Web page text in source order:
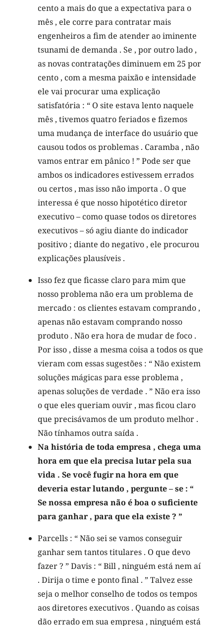
cento a mais do que a expectativa para o
mês , ele corre para contratar mais
engenheiros a fim de atender ao iminente
tsunami de demanda . Se , por outro lado ,
as novas contratações diminuem em 25 por
cento , com a mesma paixão e intensidade
ele vai procurar uma explicação
satisfatória : “ O site estava lento naquele
mês , tivemos quatro feriados e fizemos
uma mudança de interface do usuário que
causou todos os problemas . Caramba , não
vamos entrar em pânico ! ” Pode ser que
ambos os indicadores estivessem errados
ou certos , mas isso não importa . O que
interessa é que nosso hipotético diretor
executivo – como quase todos os diretores
executivos – só agiu diante do indicador
positivo ; diante do negativo , ele procurou
explicações plausíveis .
Isso fez que ficasse claro para mim que
nosso problema não era um problema de
mercado : os clientes estavam comprando ,
apenas não estavam comprando nosso
produto . Não era hora de mudar de foco .
Por isso , disse a mesma coisa a todos os que
vieram com essas sugestões : “ Não existem
soluções mágicas para esse problema ,
apenas soluções de verdade . ” Não era isso
o que eles queriam ouvir , mas ficou claro
que precisávamos de um produto melhor .
Não tínhamos outra saída .
Na história de toda empresa , chega uma
hora em que ela precisa lutar pela sua
vida . Se você fugir na hora em que
deveria estar lutando , pergunte – se : “
Se nossa empresa não é boa o suficiente
para ganhar , para que ela existe ? ”
Parcells : “ Não sei se vamos conseguir
ganhar sem tantos titulares . O que devo
fazer ? ” Davis : “ Bill , ninguém está nem aí
. Dirija o time e ponto final . ” Talvez esse
seja o melhor conselho de todos os tempos
aos diretores executivos . Quando as coisas
dão errado em sua empresa , ninguém está